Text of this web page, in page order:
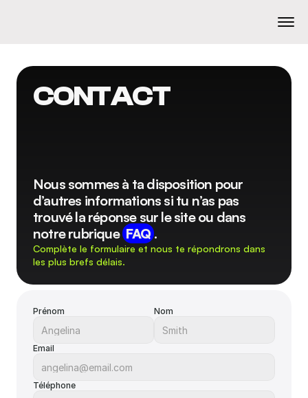
CONTACT
Nous sommes à ta disposition pour
d’autres informations si tu n’as pas
trouvé la réponse sur le site ou dans
notre rubrique FAQ.
Complète le formulaire et nous te répondrons dans
les plus brefs délais.
Prénom Nom
Email
Téléphone